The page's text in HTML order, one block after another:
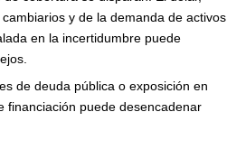
y de la demanda de activos
en la incertidumbre puede
de deuda pública o exposición en
financiación puede desencadenar